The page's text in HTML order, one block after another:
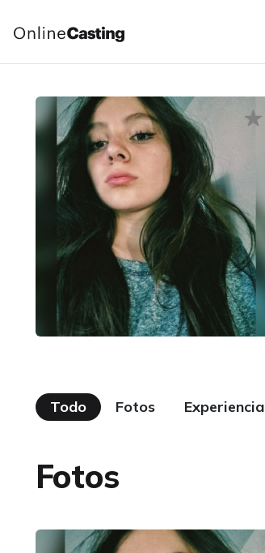
Todo Fotos Experiencia
Fotos